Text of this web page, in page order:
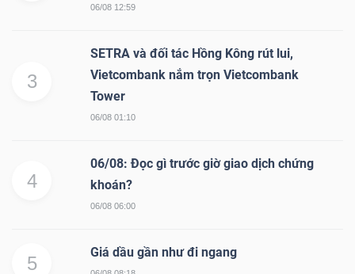
06/08 12:59
3
SETRA và đối tác Hồng Kông rút lui,
Vietcombank nắm trọn Vietcombank
Tower
06/08 01:10
4
06/08: Đọc gì trước giờ giao dịch chứng
khoán?
06/08 06:00
5
Giá dầu gần như đi ngang
SẢN
khoán